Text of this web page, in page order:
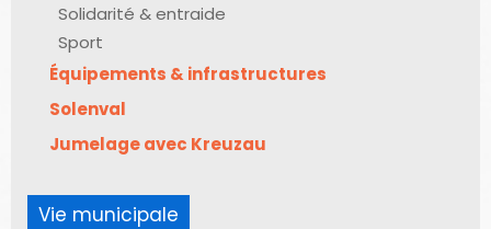
Solidarité & entraide
Sport
Équipements & infrastructures
Solenval
Jumelage avec Kreuzau
Vie municipale